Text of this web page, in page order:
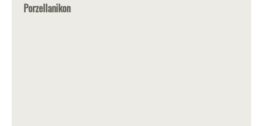
Porzellanikon